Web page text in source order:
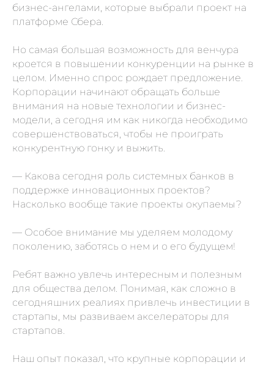
бизнес-ангелами, которые выбрали проект на
платформе Сбера.
Но самая большая возможность для венчура
кроется в повышении конкуренции на рынке в
целом. Именно спрос рождает предложение.
Корпорации начинают обращать больше
внимания на новые технологии и бизнес-
модели, а сегодня им как никогда необходимо
совершенствоваться, чтобы не проиграть
конкурентную гонку и выжить.
— Какова сегодня роль системных банков в
поддержке инновационных проектов?
Насколько вообще такие проекты окупаемы?
— Особое внимание мы уделяем молодому
поколению, заботясь о нем и о его будущем!
Ребят важно увлечь интересным и полезным
для общества делом. Понимая, как сложно в
сегодняшних реалиях привлечь инвестиции в
стартапы, мы развиваем акселераторы для
стартапов.
Наш опыт показал, что крупные корпорации и